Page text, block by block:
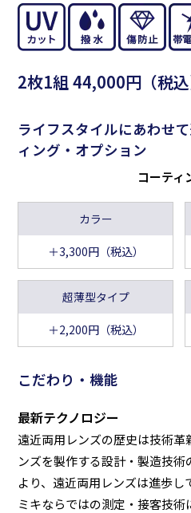
2枚1組 44,000円（税
ライフスタイルにあわせ
ィング・オプション
コーティ
カラー
＋3,300円（税込）
超薄型タイプ
＋2,200円（税込）
こだわり・機能
最新テクノロジー
遠近両用レンズの歴史は技術
ンズを製作する設計・製造技
より、遠近両用レンズは進歩し
ミキならではの測定・接客技